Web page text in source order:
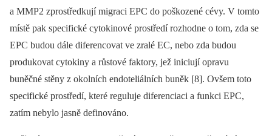
a MMP2 zprostředkují migraci EPC do poškozené cévy. V tomto
místě pak specifické cytokinové prostředí rozhodne o tom, zda se
EPC budou dále diferencovat ve zralé EC, nebo zda budou
produkovat cytokiny a růstové faktory, jež iniciují opravu
buněčné stěny z okolních endoteliálních buněk [8]. Ovšem toto
specifické prostředí, které reguluje diferenciaci a funkci EPC,
zatím nebylo jasně definováno.